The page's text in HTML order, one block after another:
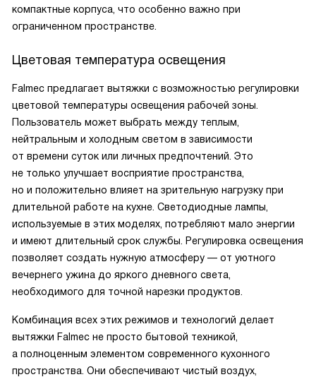
компактные корпуса, что особенно важно при
ограниченном пространстве.
Цветовая температура освещения
Falmec предлагает вытяжки с возможностью регулировки
цветовой температуры освещения рабочей зоны.
Пользователь может выбрать между теплым,
нейтральным и холодным светом в зависимости
от времени суток или личных предпочтений. Это
не только улучшает восприятие пространства,
но и положительно влияет на зрительную нагрузку при
длительной работе на кухне. Светодиодные лампы,
используемые в этих моделях, потребляют мало энергии
и имеют длительный срок службы. Регулировка освещения
позволяет создать нужную атмосферу — от уютного
вечернего ужина до яркого дневного света,
необходимого для точной нарезки продуктов.
Комбинация всех этих режимов и технологий делает
вытяжки Falmec не просто бытовой техникой,
а полноценным элементом современного кухонного
пространства. Они обеспечивают чистый воздух,